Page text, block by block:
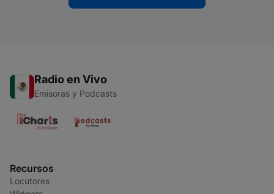
Radio en Vivo
Emisoras y Podcasts
Recursos
Locutores